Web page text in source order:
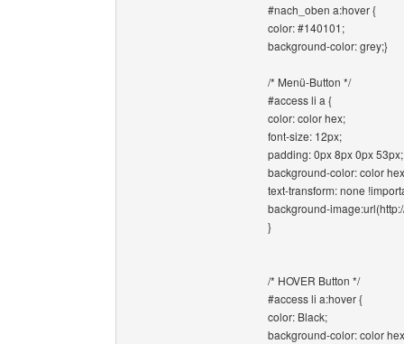
#nach_oben a:hover {
color: #140101;
background-color: grey;}
/* Menü-Button */
#access li a {
color: color hex;
font-size: 12px;
padding: 0px 8px 0px 53px;
background-color: color
text-transform: none
background-
}
/* HOVER Button */
#access li a:hover {
color: Black;
background-color: color